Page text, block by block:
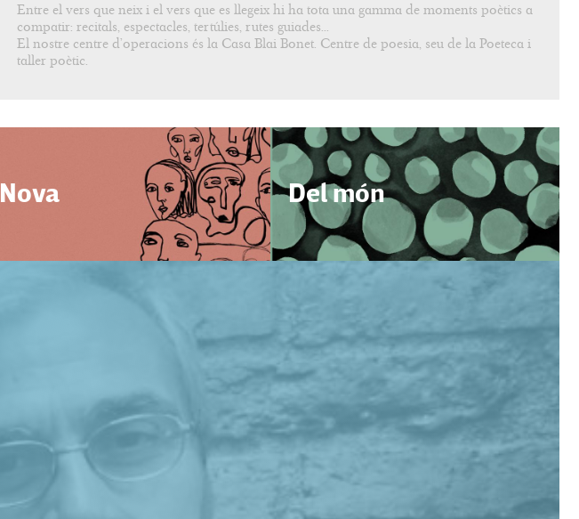
Entre el vers que neix i el vers que es llegeix hi ha tota una gamma de moments poètics a
compatir: recitals, espectacles, tertúlies, rutes guiades...
El nostre centre d’operacions és la Casa Blai Bonet. Centre de poesia, seu de la Poeteca i
taller poètic.
Nova Del món